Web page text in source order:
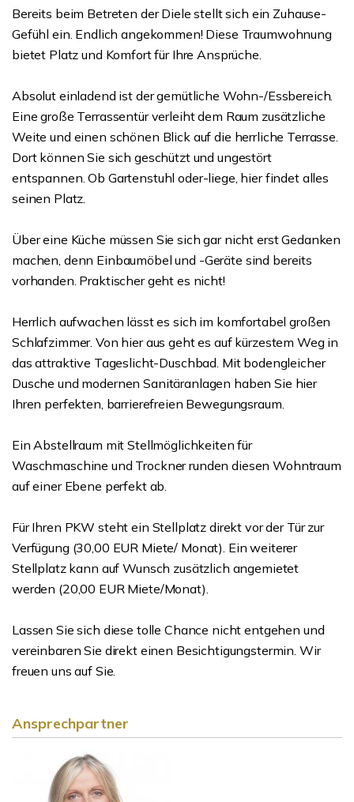
Bereits beim Betreten der Diele stellt sich ein Zuhause-
Gefühl ein. Endlich angekommen! Diese Traumwohnung
bietet Platz und Komfort für Ihre Ansprüche.
Absolut einladend ist der gemütliche Wohn-/Essbereich.
Eine große Terrassentür verleiht dem Raum zusätzliche
Weite und einen schönen Blick auf die herrliche Terrasse.
Dort können Sie sich geschützt und ungestört
entspannen. Ob Gartenstuhl oder-liege, hier findet alles
seinen Platz.
Über eine Küche müssen Sie sich gar nicht erst Gedanken
machen, denn Einbaumöbel und -Geräte sind bereits
vorhanden. Praktischer geht es nicht!
Herrlich aufwachen lässt es sich im komfortabel großen
Schlafzimmer. Von hier aus geht es auf kürzestem Weg in
das attraktive Tageslicht-Duschbad. Mit bodengleicher
Dusche und modernen Sanitäranlagen haben Sie hier
Ihren perfekten, barrierefreien Bewegungsraum.
Ein Abstellraum mit Stellmöglichkeiten für
Waschmaschine und Trockner runden diesen Wohntraum
auf einer Ebene perfekt ab.
Für Ihren PKW steht ein Stellplatz direkt vor der Tür zur
Verfügung (30,00 EUR Miete/ Monat). Ein weiterer
Stellplatz kann auf Wunsch zusätzlich angemietet
werden (20,00 EUR Miete/Monat).
Lassen Sie sich diese tolle Chance nicht entgehen und
vereinbaren Sie direkt einen Besichtigungstermin. Wir
freuen uns auf Sie.
Ansprechpartner